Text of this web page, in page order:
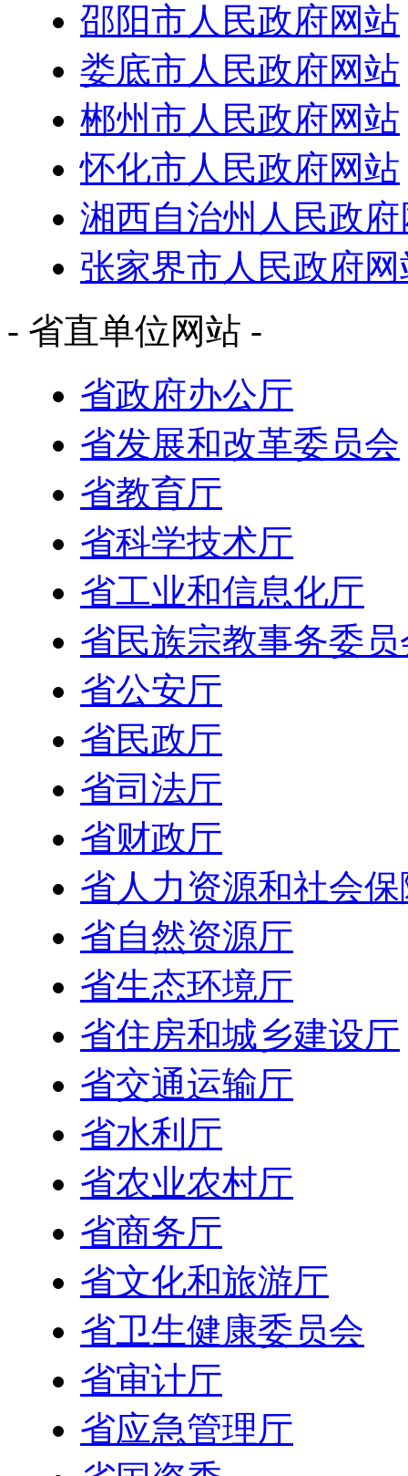
邵阳市人民政府网站
娄底市人民政府网站
郴州市人民政府网站
怀化市人民政府网站
湘西自治州人民政
张家界市人民政府网
- 省直单位网站 -
省政府办公厅
省发展和改革委员会
省教育厅
省科学技术厅
省工业和信息化厅
省民族宗教事务委员
省公安厅
省民政厅
省司法厅
省财政厅
省人力资源和社会
省自然资源厅
省生态环境厅
省住房和城乡建设厅
省交通运输厅
省水利厅
省农业农村厅
省商务厅
省文化和旅游厅
省卫生健康委员会
省审计厅
省应急管理厅